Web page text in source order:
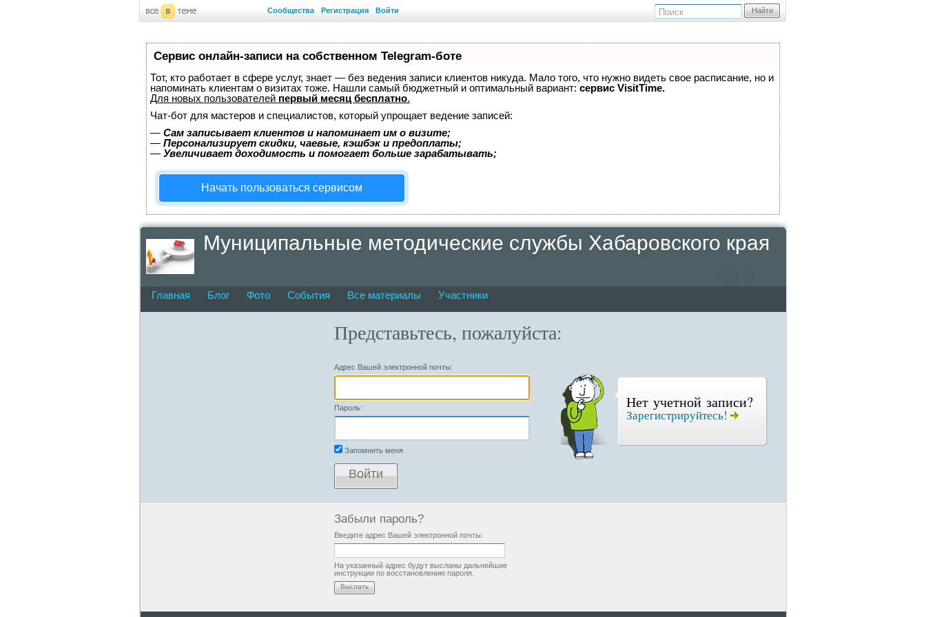
Сообщества Регистрация Войти Найти
Сервис онлайн-записи на собственном Telegram-боте
Тот, кто работает в сфере услуг, знает — без ведения записи клиентов никуда. Мало того, что нужно видеть свое расписание, но и
напоминать клиентам о визитах тоже. Нашли самый бюджетный и оптимальный вариант: сервис VisitTime.
Для новых пользователей первый месяц бесплатно.
Чат-бот для мастеров и специалистов, который упрощает ведение записей:
— Сам записывает клиентов и напоминает им о визите;
— Персонализирует скидки, чаевые, кэшбэк и предоплаты;
— Увеличивает доходимость и помогает больше зарабатывать;
Начать пользоваться сервисом
Муниципальные методические службы Хабаровского края
Главная Блог Фото События Все материалы Участники
Представьтесь, пожалуйста:
Адрес Вашей электронной почты:
Пароль:
Запомнить меня
Войти
Нет учетной записи?
Зарегистрируйтесь!
Забыли пароль?
Введите адрес Вашей электронной почты:
На указанный адрес будут высланы дальнейшие
инструкции по восстановлению пароля.
Выслать